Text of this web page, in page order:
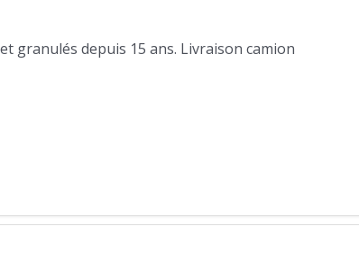
granulés depuis 15 ans. Livraison camion